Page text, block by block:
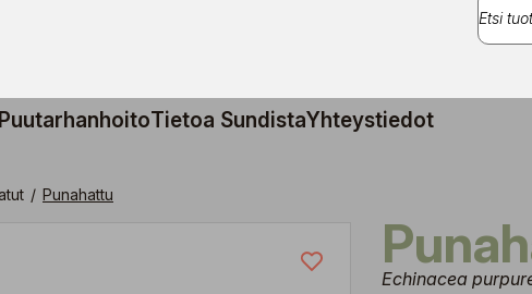
PuutarhanhoitoTietoa SundistaYhteystiedot
/ Punahattu
Echinacea